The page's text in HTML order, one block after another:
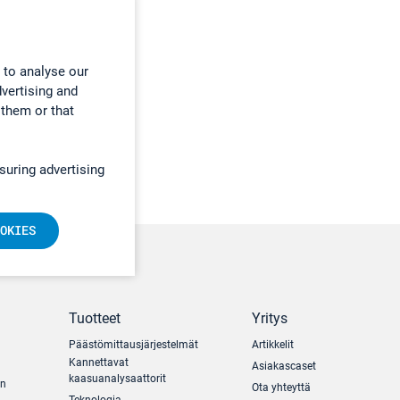
analyse our
and
or that
advertising
Tuotteet
Päästömittausjärjestelmät
Kannettavat
kaasuanalysaattorit
Yritys
Artikkelit
Asiakascaset
Ota yhteyttä